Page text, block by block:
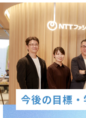
今後の目標